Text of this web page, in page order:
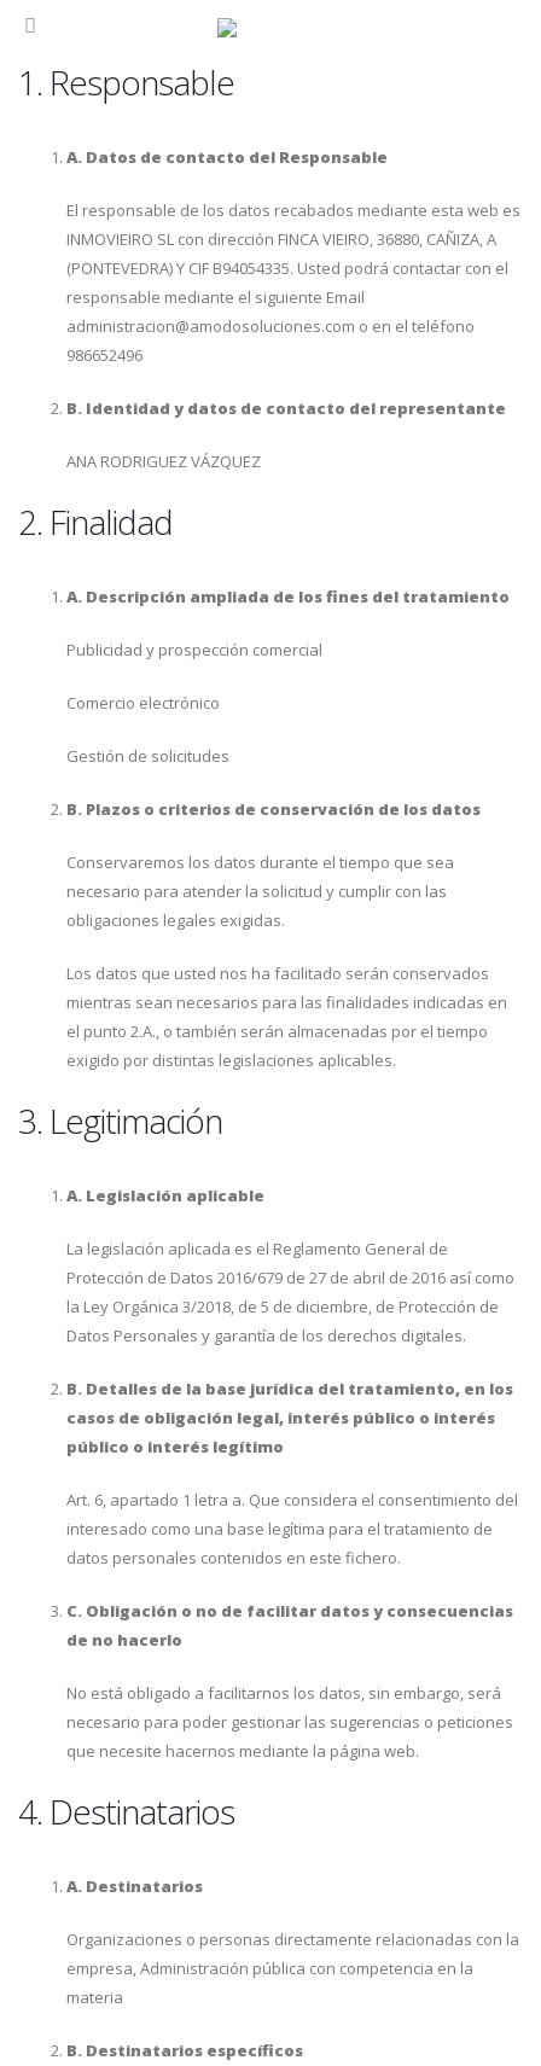
1. Responsable
A. Datos de contacto del Responsable
El responsable de los datos recabados mediante esta web es
INMOVIEIRO SL con dirección FINCA VIEIRO, 36880, CAÑIZA, A
(PONTEVEDRA) Y CIF B94054335. Usted podrá contactar con el
responsable mediante el siguiente Email
administracion@amodosoluciones.com o en el teléfono
986652496
B. Identidad y datos de contacto del representante
ANA RODRIGUEZ VÁZQUEZ
2. Finalidad
A. Descripción ampliada de los fines del tratamiento
Publicidad y prospección comercial
Comercio electrónico
Gestión de solicitudes
B. Plazos o criterios de conservación de los datos
Conservaremos los datos durante el tiempo que sea
necesario para atender la solicitud y cumplir con las
obligaciones legales exigidas.
Los datos que usted nos ha facilitado serán conservados
mientras sean necesarios para las finalidades indicadas en
el punto 2.A., o también serán almacenadas por el tiempo
exigido por distintas legislaciones aplicables.
3. Legitimación
A. Legislación aplicable
La legislación aplicada es el Reglamento General de
Protección de Datos 2016/679 de 27 de abril de 2016 así como
la Ley Orgánica 3/2018, de 5 de diciembre, de Protección de
Datos Personales y garantía de los derechos digitales.
B. Detalles de la base jurídica del tratamiento, en los
casos de obligación legal, interés público o interés
público o interés legítimo
Art. 6, apartado 1 letra a. Que considera el consentimiento del
interesado como una base legítima para el tratamiento de
datos personales contenidos en este fichero.
C. Obligación o no de facilitar datos y consecuencias
de no hacerlo
No está obligado a facilitarnos los datos, sin embargo, será
necesario para poder gestionar las sugerencias o peticiones
que necesite hacernos mediante la página web.
4. Destinatarios
A. Destinatarios
Organizaciones o personas directamente relacionadas con la
empresa, Administración pública con competencia en la
materia
B. Destinatarios específicos